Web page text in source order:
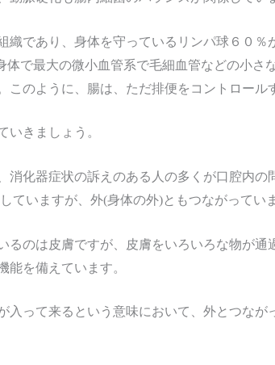
織であり、身体を守っているリンパ球６０
体で最大の微小血管系で毛細血管などの小
このように、腸は、ただ排便をコントロール
いきましょう。
消化器症状の訴えのある人の多くが口腔内
ていますが、外(身体の外)ともつながってい
るのは皮膚ですが、皮膚をいろいろな物が通
能を備えています。
入って来るという意味において、外とつな